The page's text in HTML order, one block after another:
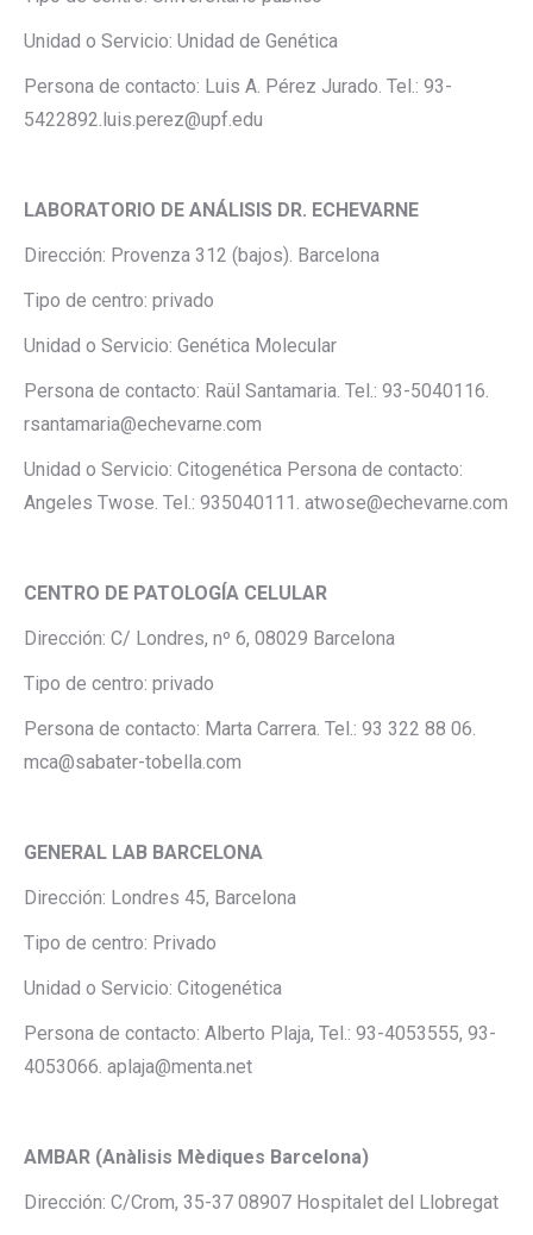
Unidad o Servicio: Unidad de Genética
Persona de contacto: Luis A. Pérez Jurado. Tel.: 93-
5422892.luis.perez@upf.edu
LABORATORIO DE ANÁLISIS DR. ECHEVARNE
Dirección: Provenza 312 (bajos). Barcelona
Tipo de centro: privado
Unidad o Servicio: Genética Molecular
Persona de contacto: Raül Santamaria. Tel.: 93-5040116.
rsantamaria@echevarne.com
Unidad o Servicio: Citogenética Persona de contacto:
Angeles Twose. Tel.: 935040111. atwose@echevarne.com
CENTRO DE PATOLOGÍA CELULAR
Dirección: C/ Londres, nº 6, 08029 Barcelona
Tipo de centro: privado
Persona de contacto: Marta Carrera. Tel.: 93 322 88 06.
mca@sabater-tobella.com
GENERAL LAB BARCELONA
Dirección: Londres 45, Barcelona
Tipo de centro: Privado
Unidad o Servicio: Citogenética
Persona de contacto: Alberto Plaja, Tel.: 93-4053555, 93-
4053066. aplaja@menta.net
AMBAR (Anàlisis Mèdiques Barcelona)
Dirección: C/Crom, 35-37 08907 Hospitalet del Llobregat